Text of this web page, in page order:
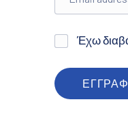
Έχω